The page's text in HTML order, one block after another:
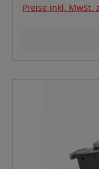
Preise inkl. MwSt.